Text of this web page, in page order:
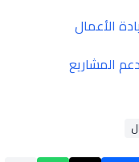
الأعمال
المشاريع